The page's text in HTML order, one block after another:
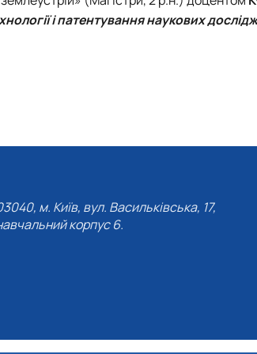
і патентування наукових
м. Київ, вул. Васильківська, 17,
корпус 6.